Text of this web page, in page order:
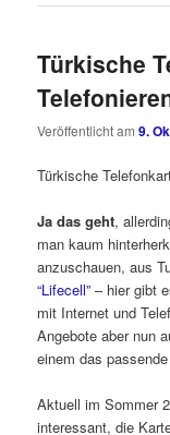
Türkische
Veröffentlicht am9.
Türkische
Ja das geht,
man kaum
anzuschauen, aus
“Lifecell” – hier gibt
mit Internet und
Angebote aber nun
einem das
Aktuell im Sommer
interessant, die